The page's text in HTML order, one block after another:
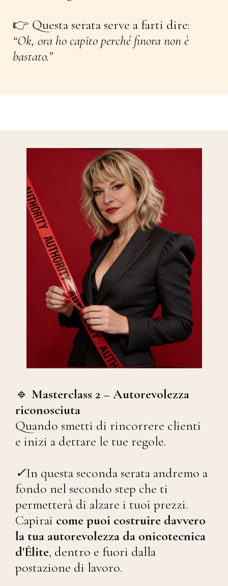
👉 Questa serata serve a farti dire:
“Ok, ora ho capito perché finora non è
bastato.”
🔹 Masterclass 2 – Autorevolezza
riconosciuta
Quando smetti di rincorrere clienti
e inizi a dettare le tue regole.
✓In questa seconda serata andremo a
fondo nel secondo step che ti
permetterà di alzare i tuoi prezzi.
Capirai come puoi costruire davvero
la tua autorevolezza da onicotecnica
d'Élite, dentro e fuori dalla
postazione di lavoro.